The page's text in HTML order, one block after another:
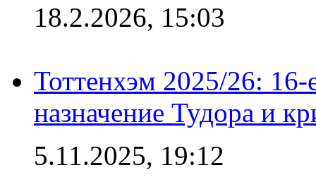
18.2.2026, 15:03
Тоттенхэм 2025/26:
назначение Тудора и
5.11.2025, 19:12